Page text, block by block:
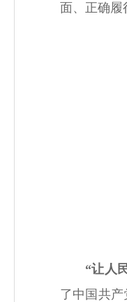
面、正确
“让人
了中国共